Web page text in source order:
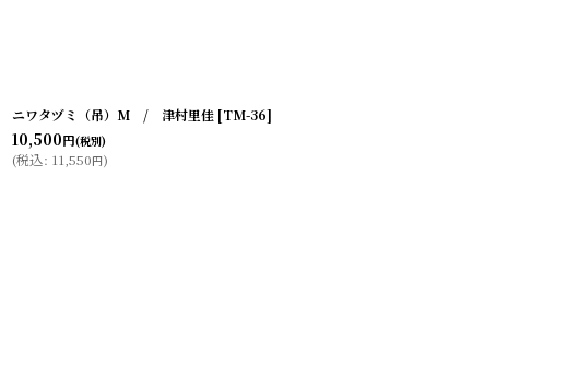
ニワタヅミ（吊）M / 津村里佳 [TM-36]
10,500円(税別)
(税込: 11,550円)